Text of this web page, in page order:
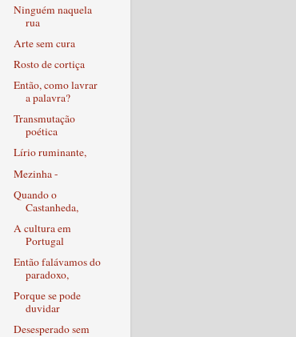
Ninguém naquela
rua
Arte sem cura
Rosto de cortiça
Então, como lavrar
a palavra?
Transmutação
poética
Lírio ruminante,
Mezinha -
Quando o
Castanheda,
A cultura em
Portugal
Então falávamos do
paradoxo,
Porque se pode
duvidar
Desesperado sem